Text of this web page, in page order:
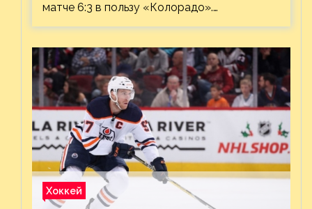
матче 6:3 в пользу «Колорадо».…
Хоккей